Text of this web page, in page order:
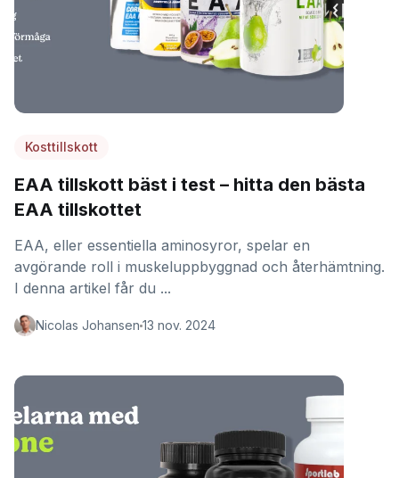
Kosttillskott
EAA tillskott bäst i test – hitta den bästa
EAA tillskottet
EAA, eller essentiella aminosyror, spelar en
avgörande roll i muskeluppbyggnad och återhämtning.
I denna artikel får du ...
Nicolas Johansen 13 nov. 2024